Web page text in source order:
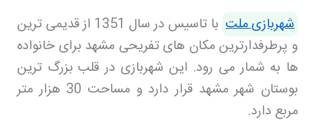
شهربازی ملت
با تاسیس در سال 1351 از قدیمی ترین
و پرطرفدارترین مکان های تفریحی مشهد برای خانواده
ها به شمار می رود. این شهربازی در قلب بزرگ ترین
بوستان شهر مشهد قرار دارد و مساحت 30 هزار متر
مربع دارد.